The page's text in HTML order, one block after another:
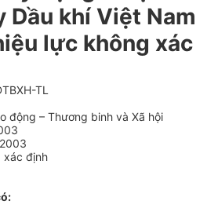
Dầu khí Việt Nam
lực không xác
TL
động – Thương binh và Xã hội
xác định